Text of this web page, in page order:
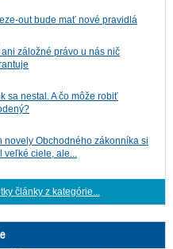
out bude mať nové pravidlá
ani záložné právo u nás nič
sa nestal. A čo môže robiť
novely Obchodného zákonníka si
veľké ciele, ale...
články z kategórie...